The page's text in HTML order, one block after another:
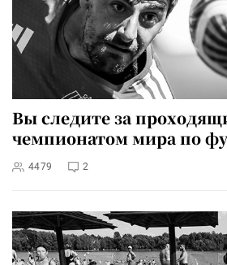
Вы следите за
чемпионатом мира по
4479 2